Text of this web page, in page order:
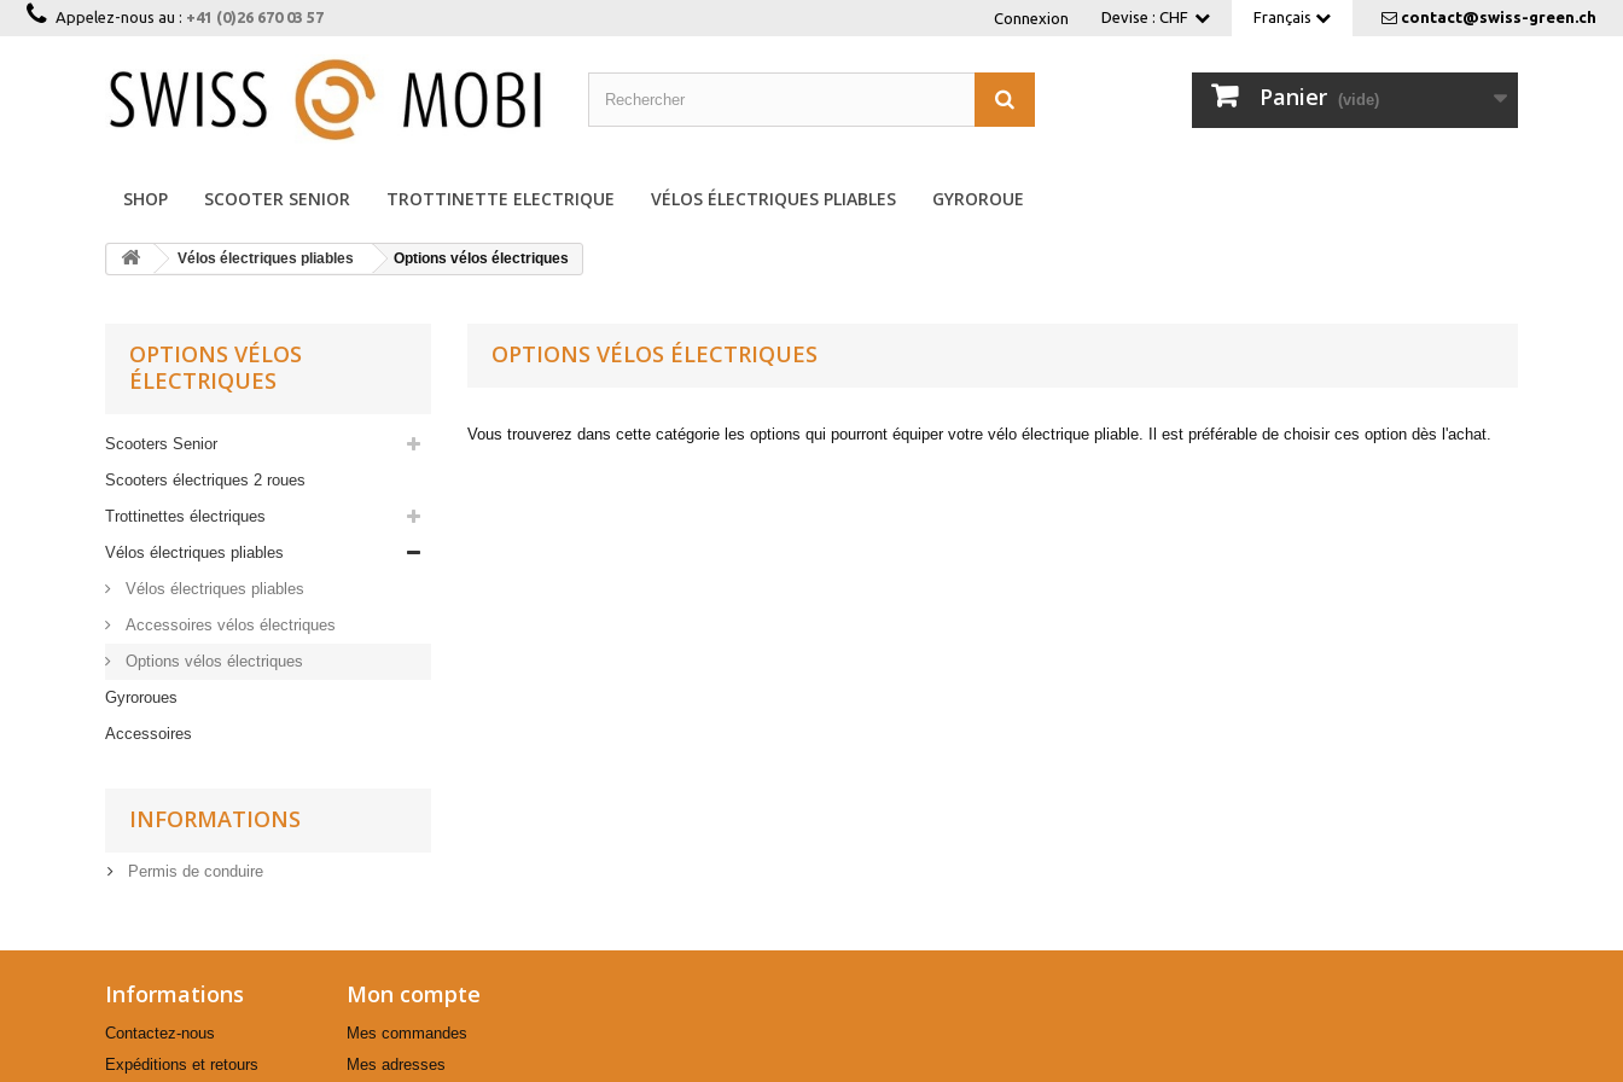
contact@swiss-green.ch
Appelez-nous au : +41 (0)26 670 03 57 Français
Devise : CHF
Connexion
Panier (vide)
SHOP SCOOTER SENIOR TROTTINETTE ELECTRIQUE VÉLOS ÉLECTRIQUES PLIABLES GYROROUE
Vélos électriques pliables Options vélos électriques
OPTIONS VÉLOS
ÉLECTRIQUES
Scooters Senior
Scooters électriques 2 roues
Trottinettes électriques
Vélos électriques pliables
Vélos électriques pliables
Accessoires vélos électriques
Options vélos électriques
Gyroroues
Accessoires
INFORMATIONS
Permis de conduire
OPTIONS VÉLOS ÉLECTRIQUES
Vous trouverez dans cette catégorie les options qui pourront équiper votre vélo électrique pliable. Il est préférable de choisir ces option dès l'achat.
Informations
Contactez-nous
Expéditions et retours
Mon compte
Mes commandes
Mes adresses